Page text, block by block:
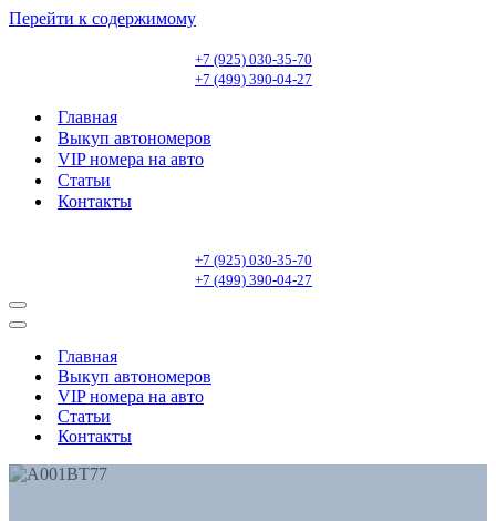
Перейти к содержимому
+7 (925) 030-35-70
+7 (499) 390-04-27
Главная
Выкуп автономеров
VIP номера на авто
Статьи
Контакты
+7 (925) 030-35-70
+7 (499) 390-04-27
Меню
навигации
Меню
навигацииГлавная
Выкуп автономеров
VIP номера на авто
Статьи
Контакты